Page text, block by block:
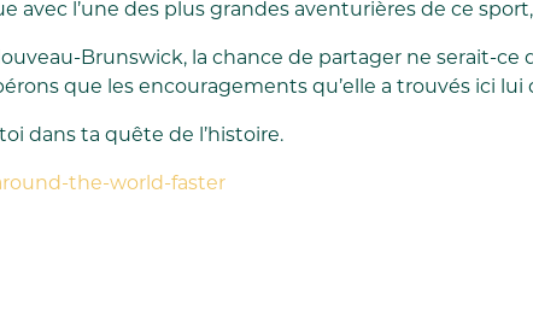
avec l’une des plus grandes aventurières de ce
Brunswick, la chance de partager ne serait-
que les encouragements qu’elle a trouvés ici
dans ta quête de l’histoire.
the-world-faster